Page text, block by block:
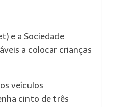
e a Sociedade
a colocar crianças
veículos
cinto de três